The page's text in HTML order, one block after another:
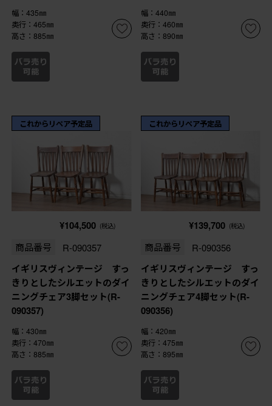
幅：435㎜
奥行：465㎜
高さ：885㎜
幅：440㎜
奥行：460㎜
高さ：890㎜
これからリペア予定品
¥104,500 (税込)
商品番号 R-090357
イギリスヴィンテージ すっ
きりとしたシルエットのダイ
ニングチェア3脚セット(R-
090357)
幅：430㎜
奥行：470㎜
高さ：885㎜
これからリペア予定品
¥139,700 (税込)
商品番号 R-090356
イギリスヴィンテージ すっ
きりとしたシルエットのダイ
ニングチェア4脚セット(R-
090356)
幅：420㎜
奥行：475㎜
高さ：895㎜